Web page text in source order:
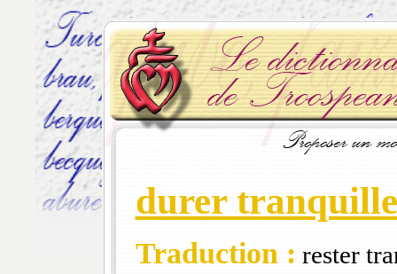
durer tranquille
Traduction : rester